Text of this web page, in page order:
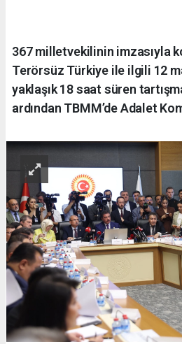
367 milletvekilinin imzasıyla
Terörsüz Türkiye ile ilgili 12
yaklaşık 18 saat süren
ardından TBMM’de Adalet